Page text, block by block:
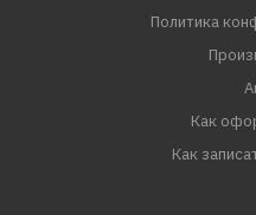
Политика
Как
Как